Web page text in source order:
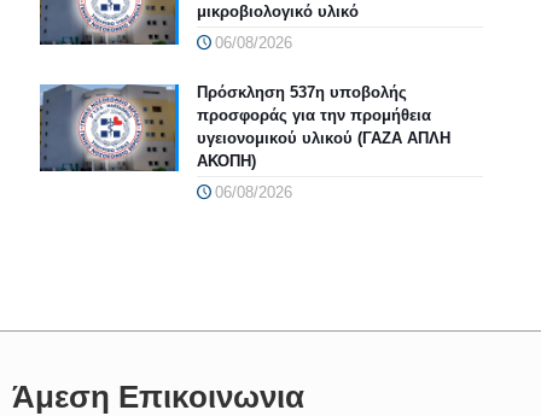
μικροβιολογικό υλικό
06/08/2026
Πρόσκληση 537η υποβολής
προσφοράς για την προμήθεια
υγειονομικού υλικού (ΓΑΖΑ ΑΠΛΗ
ΑΚΟΠΗ)
06/08/2026
Άμεση Επικοινωνια